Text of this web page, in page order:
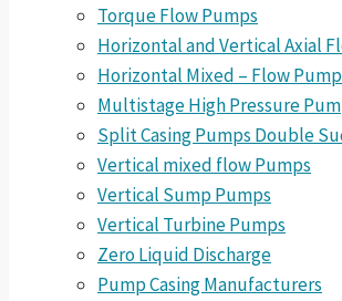
Torque Flow Pumps
Horizontal and Vertical Axial
Horizontal Mixed – Flow
Multistage High Pressure
Split Casing Pumps Double
Vertical mixed flow Pumps
Vertical Sump Pumps
Vertical Turbine Pumps
Zero Liquid Discharge
Pump Casing Manufacturers